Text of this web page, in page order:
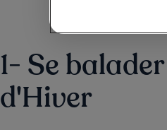
1- Se
d'Hiver